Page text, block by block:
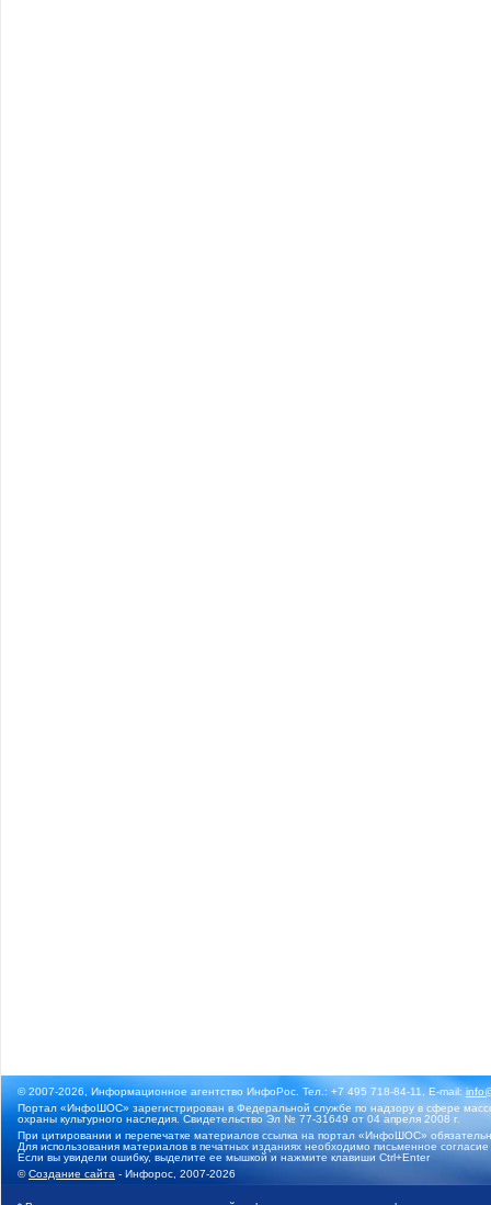
© 2007-2026, Информационное агентство ИнфоРос. Тел.: +7 495 718-84-11, E-mail:
Портал «ИнфоШОС» зарегистрирован в Федеральной службе по надзору в сфере
охраны культурного наследия. Свидетельство Эл № 77-31649 от 04 апреля 2008 г.
При цитировании и перепечатке материалов ссылка на портал «ИнфоШОС»
Для использования материалов в печатных изданиях необходимо письменное
Если вы увидели ошибку, выделите ее мышкой и нажмите клавиши Ctrl+Enter
©Создание сайта - Инфорос, 2007-2026